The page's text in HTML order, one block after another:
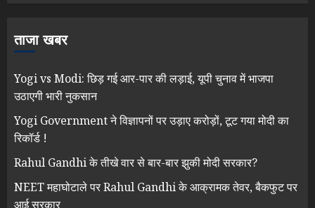
ताजा खबर
Yogi vs Modi: छिड़ गई आर-पार की लड़ाई, यूपी चुनाव में भाजपा
उठाएगी भारी नुकसान
Yogi Government ने विज्ञापनों पर उड़ाए करोड़ों, टूट गया मोदी का
रिकॉर्ड !
Rahul Gandhi के तीखे वार से बार-बार झुकी मोदी सरकार?
NEET महाघोटाले पर Rahul Gandhi के आक्रामक तेवर, बैकफुट पर
आई सरकार